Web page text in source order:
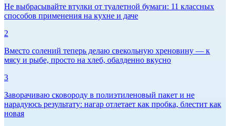
Не выбрасывайте втулки от туалетной бумаги: 11 классных
способов применения на кухне и даче
2
Вместо солений теперь делаю свекольную хреновину — к
мясу и рыбе, просто на хлеб, обалденно вкусно
3
Заворачиваю сковороду в полиэтиленовый пакет и не
нарадуюсь результату: нагар отлетает как пробка, блестит как
новая